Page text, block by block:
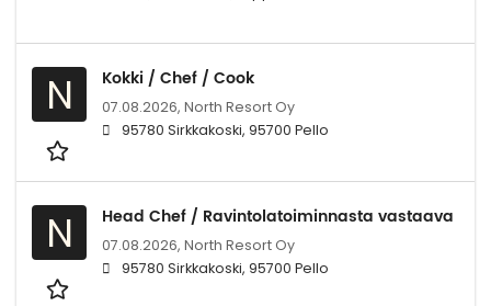
N Kokki / Chef / Cook
07.08.2026, North Resort Oy
95780 Sirkkakoski, 95700 Pello
N Head Chef / Ravintolatoiminnasta vastaava
07.08.2026, North Resort Oy
95780 Sirkkakoski, 95700 Pello